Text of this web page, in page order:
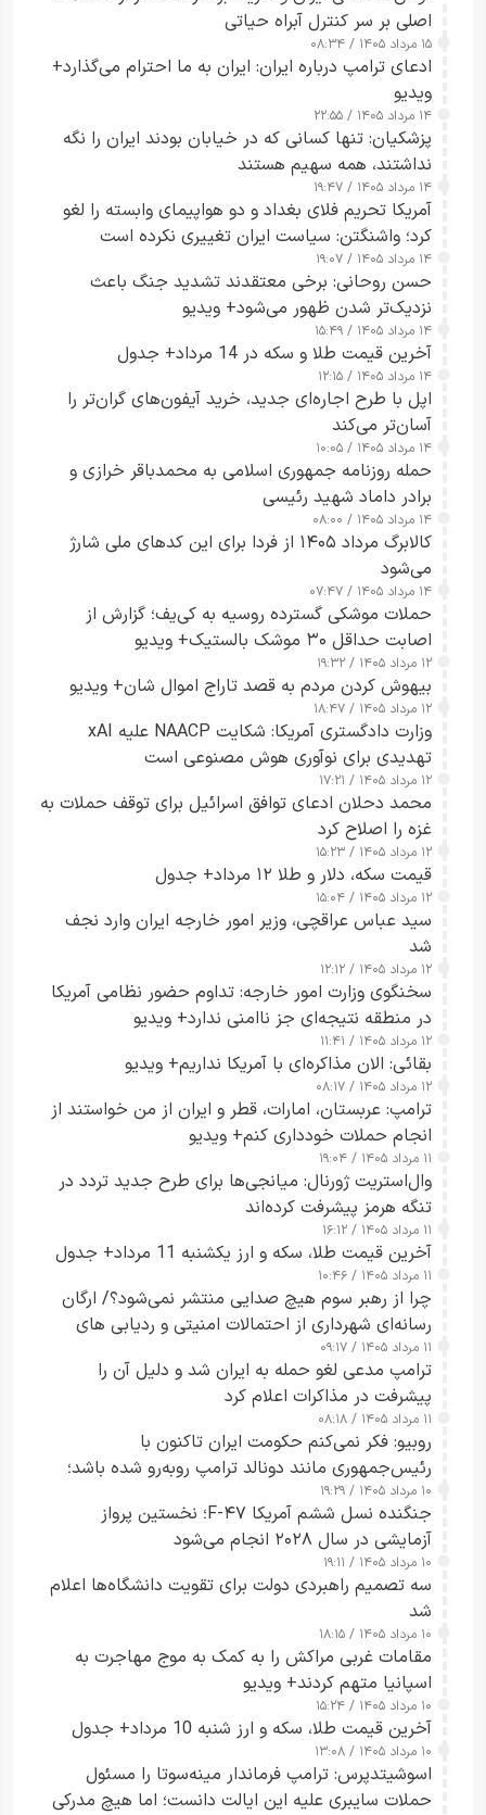
اصلی بر سر کنترل آبراه حیاتی
۱۵ مرداد ۱۴۰۵ / ۰۸:۳۴
ادعای ترامپ درباره ایران: ایران به ما احترام می‌گذارد+
ویدیو
۱۴ مرداد ۱۴۰۵ / ۲۲:۵۵
پزشکیان: تنها کسانی که در خیابان بودند ایران را نگه
نداشتند، همه سهیم هستند
۱۴ مرداد ۱۴۰۵ / ۱۹:۴۷
آمریکا تحریم فلای بغداد و دو هواپیمای وابسته را لغو
کرد؛ واشنگتن: سیاست ایران تغییری نکرده است
۱۴ مرداد ۱۴۰۵ / ۱۹:۰۷
حسن روحانی: برخی معتقدند تشدید جنگ باعث
نزدیک‌تر شدن ظهور می‌شود+ ویدیو
۱۴ مرداد ۱۴۰۵ / ۱۵:۴۹
آخرین قیمت طلا و سکه در 14 مرداد+ جدول
۱۴ مرداد ۱۴۰۵ / ۱۲:۱۵
اپل با طرح اجاره‌ای جدید، خرید آیفون‌های گران‌تر را
آسان‌تر می‌کند
۱۴ مرداد ۱۴۰۵ / ۱۰:۰۵
حمله روزنامه جمهوری اسلامی به محمدباقر خرازی و
برادر داماد شهید رئیسی
۱۴ مرداد ۱۴۰۵ / ۰۸:۰۰
کالابرگ مرداد ۱۴۰۵ از فردا برای این کدهای ملی شارژ
می‌شود
۱۴ مرداد ۱۴۰۵ / ۰۷:۴۷
حملات موشکی گسترده روسیه به کی‌یف؛ گزارش از
اصابت حداقل ۳۰ موشک بالستیک+ ویدیو
۱۲ مرداد ۱۴۰۵ / ۱۹:۳۲
بیهوش کردن مردم به قصد تاراج اموال شان+ ویدیو
۱۲ مرداد ۱۴۰۵ / ۱۸:۴۷
وزارت دادگستری آمریکا: شکایت NAACP علیه xAI
تهدیدی برای نوآوری هوش مصنوعی است
۱۲ مرداد ۱۴۰۵ / ۱۷:۲۱
محمد دحلان ادعای توافق اسرائیل برای توقف حملات به
غزه را اصلاح کرد
۱۲ مرداد ۱۴۰۵ / ۱۵:۲۳
قیمت سکه، دلار و طلا ۱۲ مرداد+ جدول
۱۲ مرداد ۱۴۰۵ / ۱۵:۰۴
سید عباس عراقچی، وزیر امور خارجه ایران وارد نجف
شد
۱۲ مرداد ۱۴۰۵ / ۱۲:۱۲
سخنگوی وزارت امور خارجه: تداوم حضور نظامی آمریکا
در منطقه نتیجه‌ای جز ناامنی ندارد+ ویدیو
۱۲ مرداد ۱۴۰۵ / ۱۱:۴۱
بقائی: الان مذاکره‌ای با آمریکا نداریم+ ویدیو
۱۲ مرداد ۱۴۰۵ / ۰۸:۱۷
ترامپ: عربستان، امارات، قطر و ایران از من خواستند از
انجام حملات خودداری کنم+ ویدیو
۱۱ مرداد ۱۴۰۵ / ۱۹:۰۴
وال‌استریت ژورنال: میانجی‌ها برای طرح جدید تردد در
تنگه هرمز پیشرفت کرده‌اند
۱۱ مرداد ۱۴۰۵ / ۱۶:۱۲
آخرین قیمت طلا، سکه و ارز یکشنبه 11 مرداد+ جدول
۱۱ مرداد ۱۴۰۵ / ۱۰:۴۶
چرا از رهبر سوم هیچ صدایی منتشر نمی‌شود؟/ ارگان
رسانه‌ای شهرداری از احتمالات امنیتی و ردیابی های
جاسوسی گفت
۱۱ مرداد ۱۴۰۵ / ۰۹:۱۷
ترامپ مدعی لغو حمله به ایران شد و دلیل آن را
پیشرفت در مذاکرات اعلام کرد
۱۱ مرداد ۱۴۰۵ / ۰۸:۱۸
روبیو: فکر نمی‌کنم حکومت ایران تاکنون با
رئیس‌جمهوری مانند دونالد ترامپ روبه‌رو شده باشد؛
کسی که واقعاً دست به اقدام می‌زند
۱۰ مرداد ۱۴۰۵ / ۱۹:۲۹
جنگنده نسل ششم آمریکا F-۴۷؛ نخستین پرواز
آزمایشی در سال ۲۰۲۸ انجام می‌شود
۱۰ مرداد ۱۴۰۵ / ۱۹:۱۱
سه تصمیم راهبردی دولت برای تقویت دانشگاه‌ها اعلام
شد
۱۰ مرداد ۱۴۰۵ / ۱۸:۱۵
مقامات غربی مراکش را به کمک به موج مهاجرت به
اسپانیا متهم کردند+ ویدیو
۱۰ مرداد ۱۴۰۵ / ۱۵:۲۴
آخرین قیمت طلا، سکه و ارز شنبه 10 مرداد+ جدول
۱۰ مرداد ۱۴۰۵ / ۱۳:۰۸
اسوشیتدپرس: ترامپ فرماندار مینه‌سوتا را مسئول
حملات سایبری علیه این ایالت دانست؛ اما هیچ مدرکی